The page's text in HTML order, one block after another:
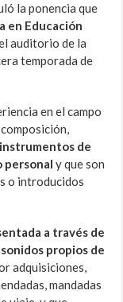
la ponencia que
en Educación
auditorio de la
temporada de
en el campo
de
personal y que son
o introducidos
a través de
propios de
adquisiciones,
mandadas